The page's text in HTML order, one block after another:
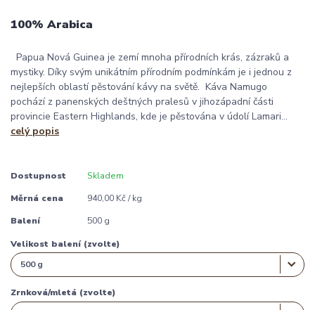
100% Arabica
Papua Nová Guinea je zemí mnoha přírodních krás, zázraků a
mystiky. Díky svým unikátním přírodním podmínkám je i jednou z
nejlepších oblastí pěstování kávy na světě. Káva Namugo
pochází z panenských deštných pralesů v jihozápadní části
provincie Eastern Highlands, kde je pěstována v údolí Lamari...
celý popis
Dostupnost Skladem
Měrná cena 940,00 Kč / kg
Balení 500 g
Velikost balení (zvolte)
Zrnková/mletá (zvolte)